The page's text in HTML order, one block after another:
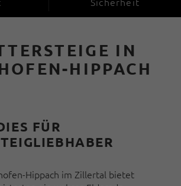
IN
HIPPACH
FÜR
Hippach im Zillertal bietet